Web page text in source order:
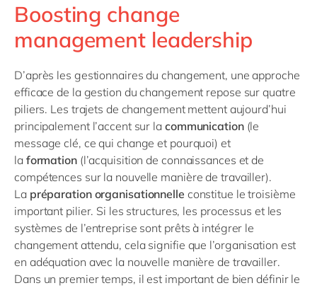
Boosting change
management leadership
D’après les gestionnaires du changement, une approche
efficace de la gestion du changement repose sur quatre
piliers. Les trajets de changement mettent aujourd’hui
principalement l’accent sur la communication(le
message clé, ce qui change et pourquoi) et
la formation(l’acquisition de connaissances et de
compétences sur la nouvelle manière de travailler).
La préparation organisationnelle constitue le troisième
important pilier. Si les structures, les processus et les
systèmes de l’entreprise sont prêts à intégrer le
changement attendu, cela signifie que l’organisation est
en adéquation avec la nouvelle manière de travailler.
Dans un premier temps, il est important de bien définir le